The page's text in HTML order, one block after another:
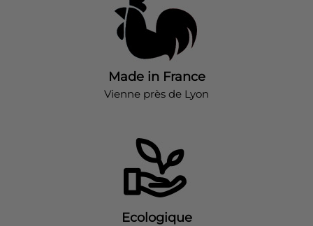
Made in France
Vienne près de Lyon
Ecologique